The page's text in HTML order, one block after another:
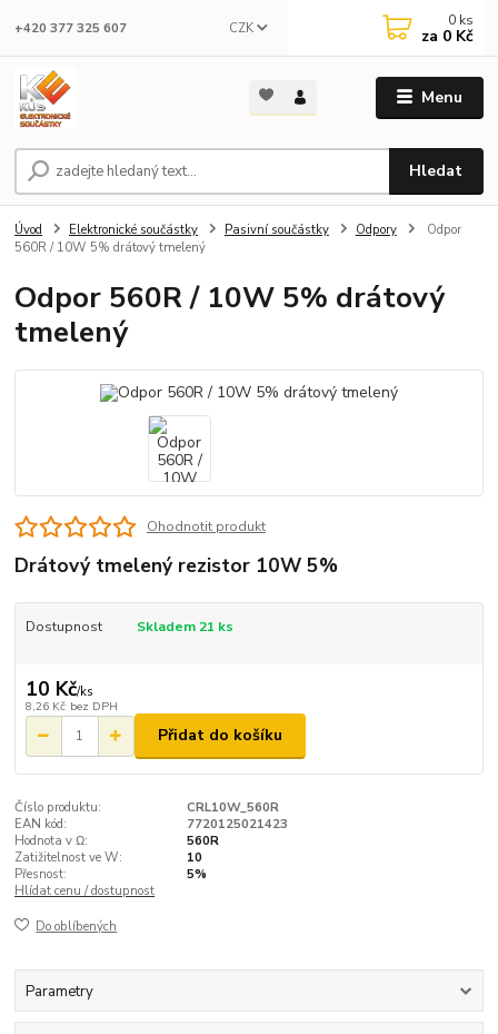
Menu
CZK
Hledat
+420 377 325 607 0 ks
za 0 Kč
Úvod Elektronické součástky Pasivní součástky Odpory
Odpor
560R / 10W 5% drátový tmelený
Odpor 560R / 10W 5% drátový
tmelený
Ohodnotit produkt
Drátový tmelený rezistor 10W 5%
Dostupnost Skladem 21 ks
10 Kč/ks
8,26 Kč bez DPH
Přidat do košíku
Číslo produktu:
CRL10W_560R
EAN kód:
7720125021423
Hodnota v Ω:
560R
Zatižitelnost ve W:
10
Přesnost:
5%
Hlídat cenu / dostupnost
Do oblíbených
Parametry